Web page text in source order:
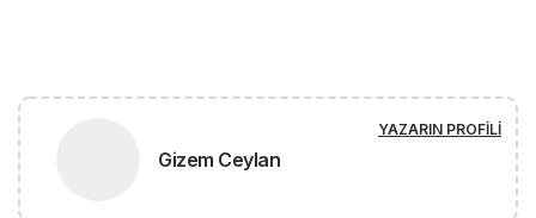
Gizem Ceylan
YAZARIN PROFILI